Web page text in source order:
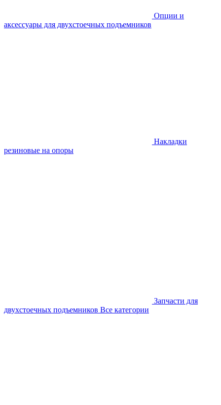
Опции и
аксессуары для двухстоечных подъемников
Накладки
резиновые на опоры
Запчасти для
двухстоечных подъемников Все категории